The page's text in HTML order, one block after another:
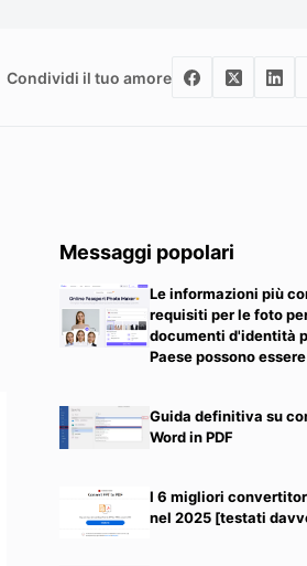
Condividi il tuo amore
Messaggi popolari
Le informazioni più
requisiti per le foto
documenti d'identità
Paese possono
Guida definitiva su
Word in PDF
I 6 migliori convertitori
nel 2025 [testati